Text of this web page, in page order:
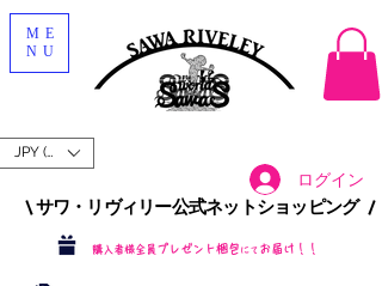
JPY (¥)
ログイン
\ サワ・リヴィリー公式ネットショッピング /​
購入者様全員 プレゼント梱包 にて お届け！！
ME
NU